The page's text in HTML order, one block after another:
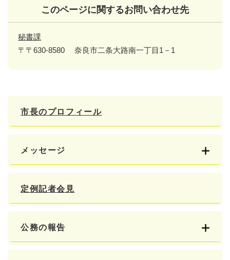
このページに関するお問い合わせ先
秘書課
〒〒630-8580
奈良市二条大路南一丁目1－1
市長のプロフィール
メッセージ
定例記者会見
公務の報告